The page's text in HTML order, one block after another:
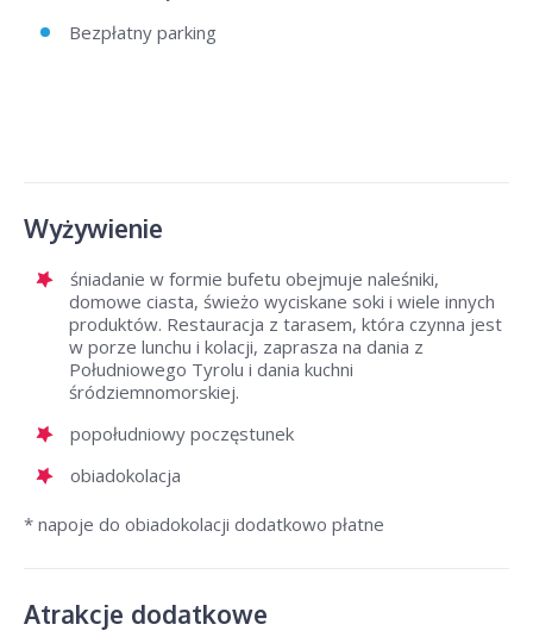
Bezpłatny parking
Wyżywienie
śniadanie w formie bufetu obejmuje naleśniki,
domowe ciasta, świeżo wyciskane soki i wiele innych
produktów. Restauracja z tarasem, która czynna jest
w porze lunchu i kolacji, zaprasza na dania z
Południowego Tyrolu i dania kuchni
śródziemnomorskiej.
popołudniowy poczęstunek
obiadokolacja
* napoje do obiadokolacji dodatkowo płatne
Atrakcje dodatkowe